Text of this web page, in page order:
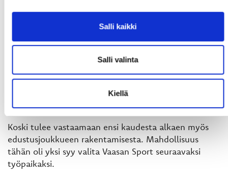
Salli kaikki
Salli valinta
Kiellä
esimerkiksi juniorijohtajaa tai valmentajia valittaessa.
mukana seuran toiminnassa se on ehdoton voimavara.
Meillä on viisivuotinen strategia, mutta uskon, että
toteaa Koski.
LIIGAJOUKKUEEN RAKENTAMINEN UUSI HAASTE
Koski tulee vastaamaan ensi kaudesta alkaen myös
edustusjoukkueen rakentamisesta. Mahdollisuus
tähän oli yksi syy valita Vaasan Sport seuraavaksi
työpaikaksi.